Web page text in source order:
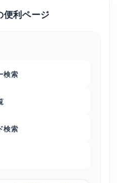
便利ページ
検索
検索